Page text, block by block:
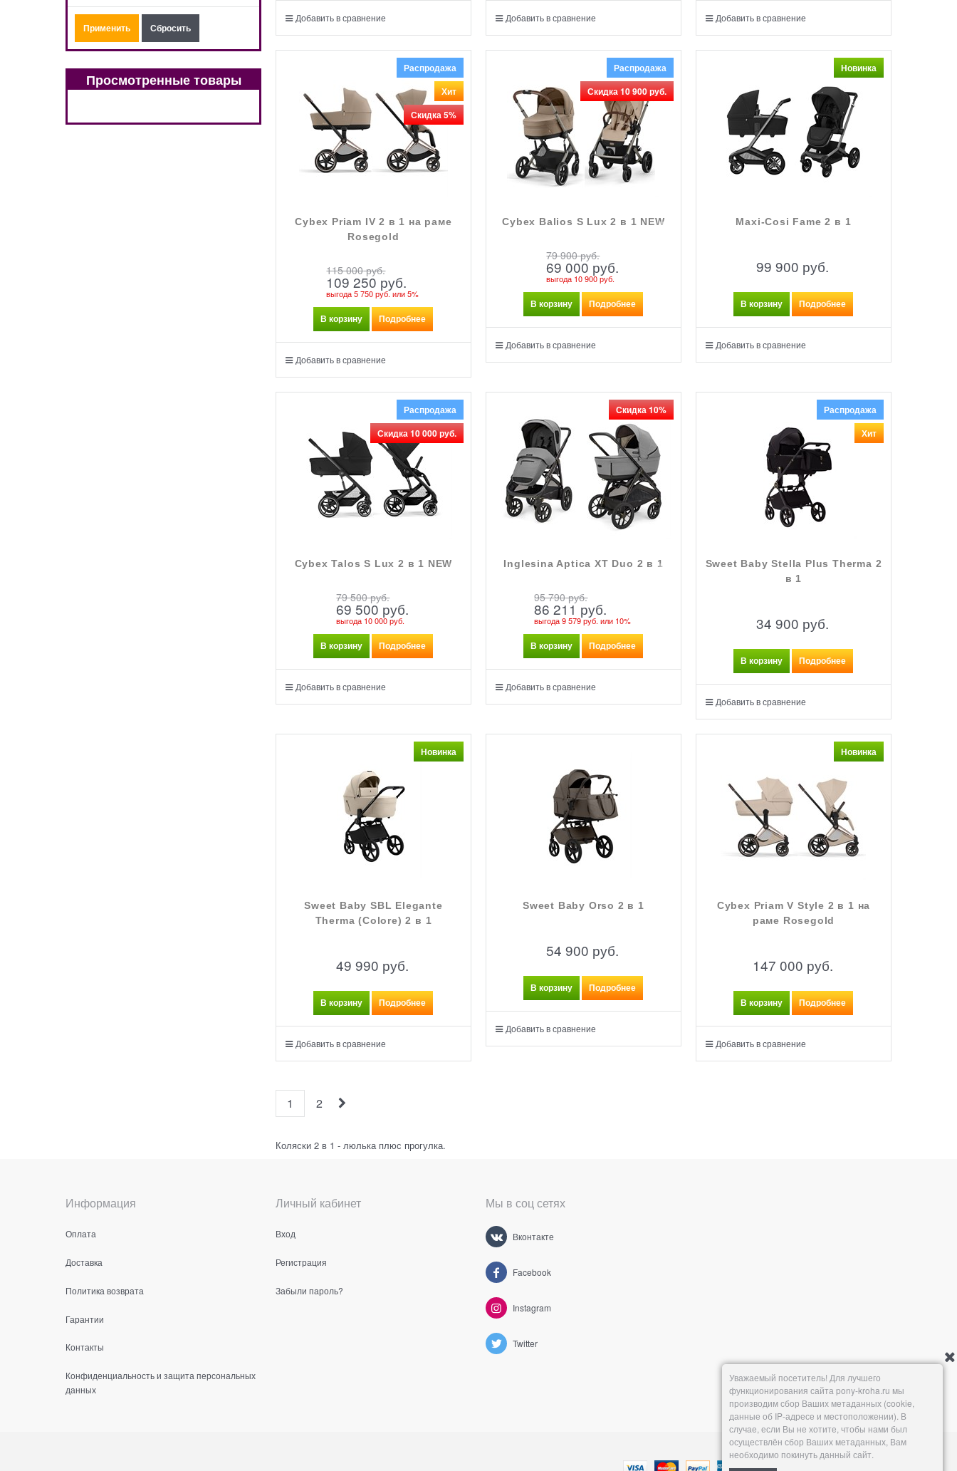
Просмотренные товары
Добавить в сравнение Добавить в сравнение Добавить в сравнение
Cybex Priam IV 2 в 1 на раме
Rosegold
Распродажа
Хит
Скидка 5%
115 000 руб.
109 250 руб.
выгода5 750 руб.или5%
В корзину Подробнее
Добавить в сравнение
Cybex Balios S Lux 2 в 1 NEW
Распродажа
Скидка 10 900 руб.
79 900 руб.
69 000 руб.
выгода 10 900 руб.
В корзину Подробнее
Добавить в сравнение
Maxi-Cosi Fame 2 в 1
Новинка
99 900 руб.
В корзину Подробнее
Добавить в сравнение
Cybex Talos S Lux 2 в 1 NEW
Распродажа
Скидка 10 000 руб.
79 500 руб.
69 500 руб.
выгода 10 000 руб.
В корзину Подробнее
Добавить в сравнение
Inglesina Aptica XT Duo 2 в 1
Скидка 10%
95 790 руб.
86 211 руб.
выгода9 579 руб. или 10%
В корзину Подробнее
Добавить в сравнение
Sweet Baby Stella Plus Therma 2
в 1
Распродажа
Хит
34 900 руб.
В корзину Подробнее
Добавить в сравнение
Sweet Baby SBL Elegante
Therma (Colore) 2 в 1
Новинка
49 990 руб.
В корзину Подробнее
Добавить в сравнение
Sweet Baby Orso 2 в 1
54 900 руб.
В корзину Подробнее
Добавить в сравнение
Cybex Priam V Style 2 в 1 на
раме Rosegold
Новинка
147 000 руб.
В корзину Подробнее
Добавить в сравнение
1 2
Коляски 2 в 1 - люлька плюс прогулка.
Информация
Оплата
Доставка
Политика возврата
Гарантии
Контакты
Конфиденциальность и защита персональных
данных
Личный кабинет
Вход
Регистрация
Забыли пароль?
Мы в соц сетях
Вконтакте
Facebook
Instagram
Twitter
Уважаемый посетитель! Для лучшего
функционирования сайта pony-kroha.ru мы
производим сбор Ваших метаданных (cookie,
данные об IP-адресе и местоположении). В
случае, если Вы не хотите, чтобы нами был
осуществлён сбор Ваших метаданных, Вам
необходимо покинуть данный сайт.